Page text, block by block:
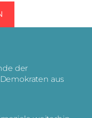
der
aus